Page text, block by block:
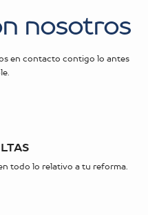
nosotros
en contacto contigo lo antes
todo lo relativo a tu reforma.